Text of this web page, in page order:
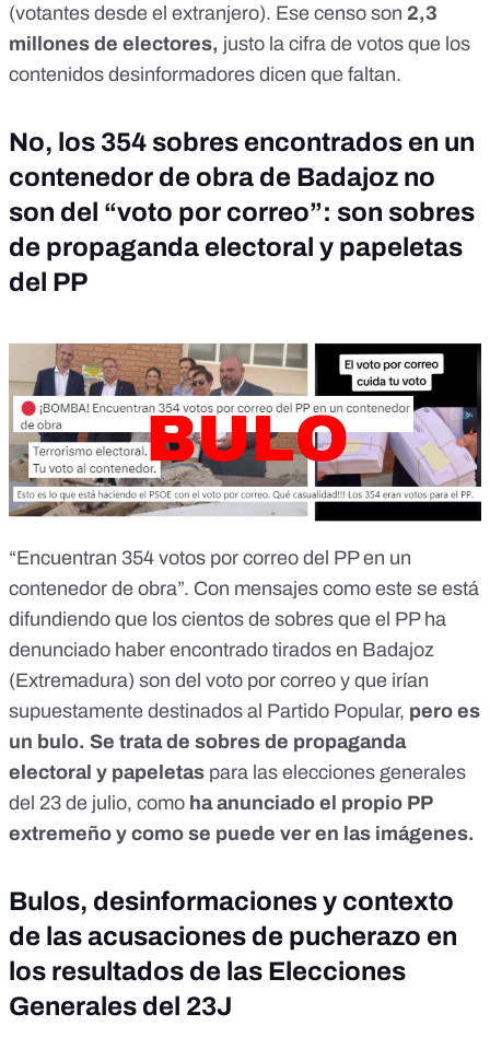
(votantes desde el extranjero). Ese censo son 2,3
millones de electores, justo la cifra de votos que los
contenidos desinformadores dicen que faltan.
No, los 354 sobres encontrados en un
contenedor de obra de Badajoz no
son del “voto por correo”: son sobres
de propaganda electoral y papeletas
del PP
“Encuentran 354 votos por correo del PP en un
contenedor de obra”. Con mensajes como este se está
difundiendo que los cientos de sobres que el PP ha
denunciado haber encontrado tirados en Badajoz
(Extremadura) son del voto por correo y que irían
supuestamente destinados al Partido Popular, pero es
un bulo. Se trata de sobres de propaganda
electoral y papeletas para las elecciones generales
del 23 de julio, como ha anunciado el propio PP
extremeño y como se puede ver en las imágenes.
Bulos, desinformaciones y contexto
de las acusaciones de pucherazo en
los resultados de las Elecciones
Generales del 23J